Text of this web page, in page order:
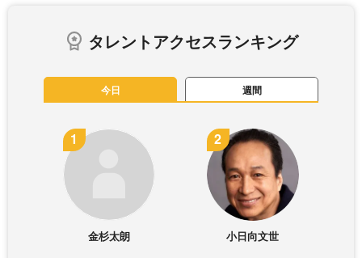
タレントアクセスランキング
今日 週間
金杉太朗 小日向文世